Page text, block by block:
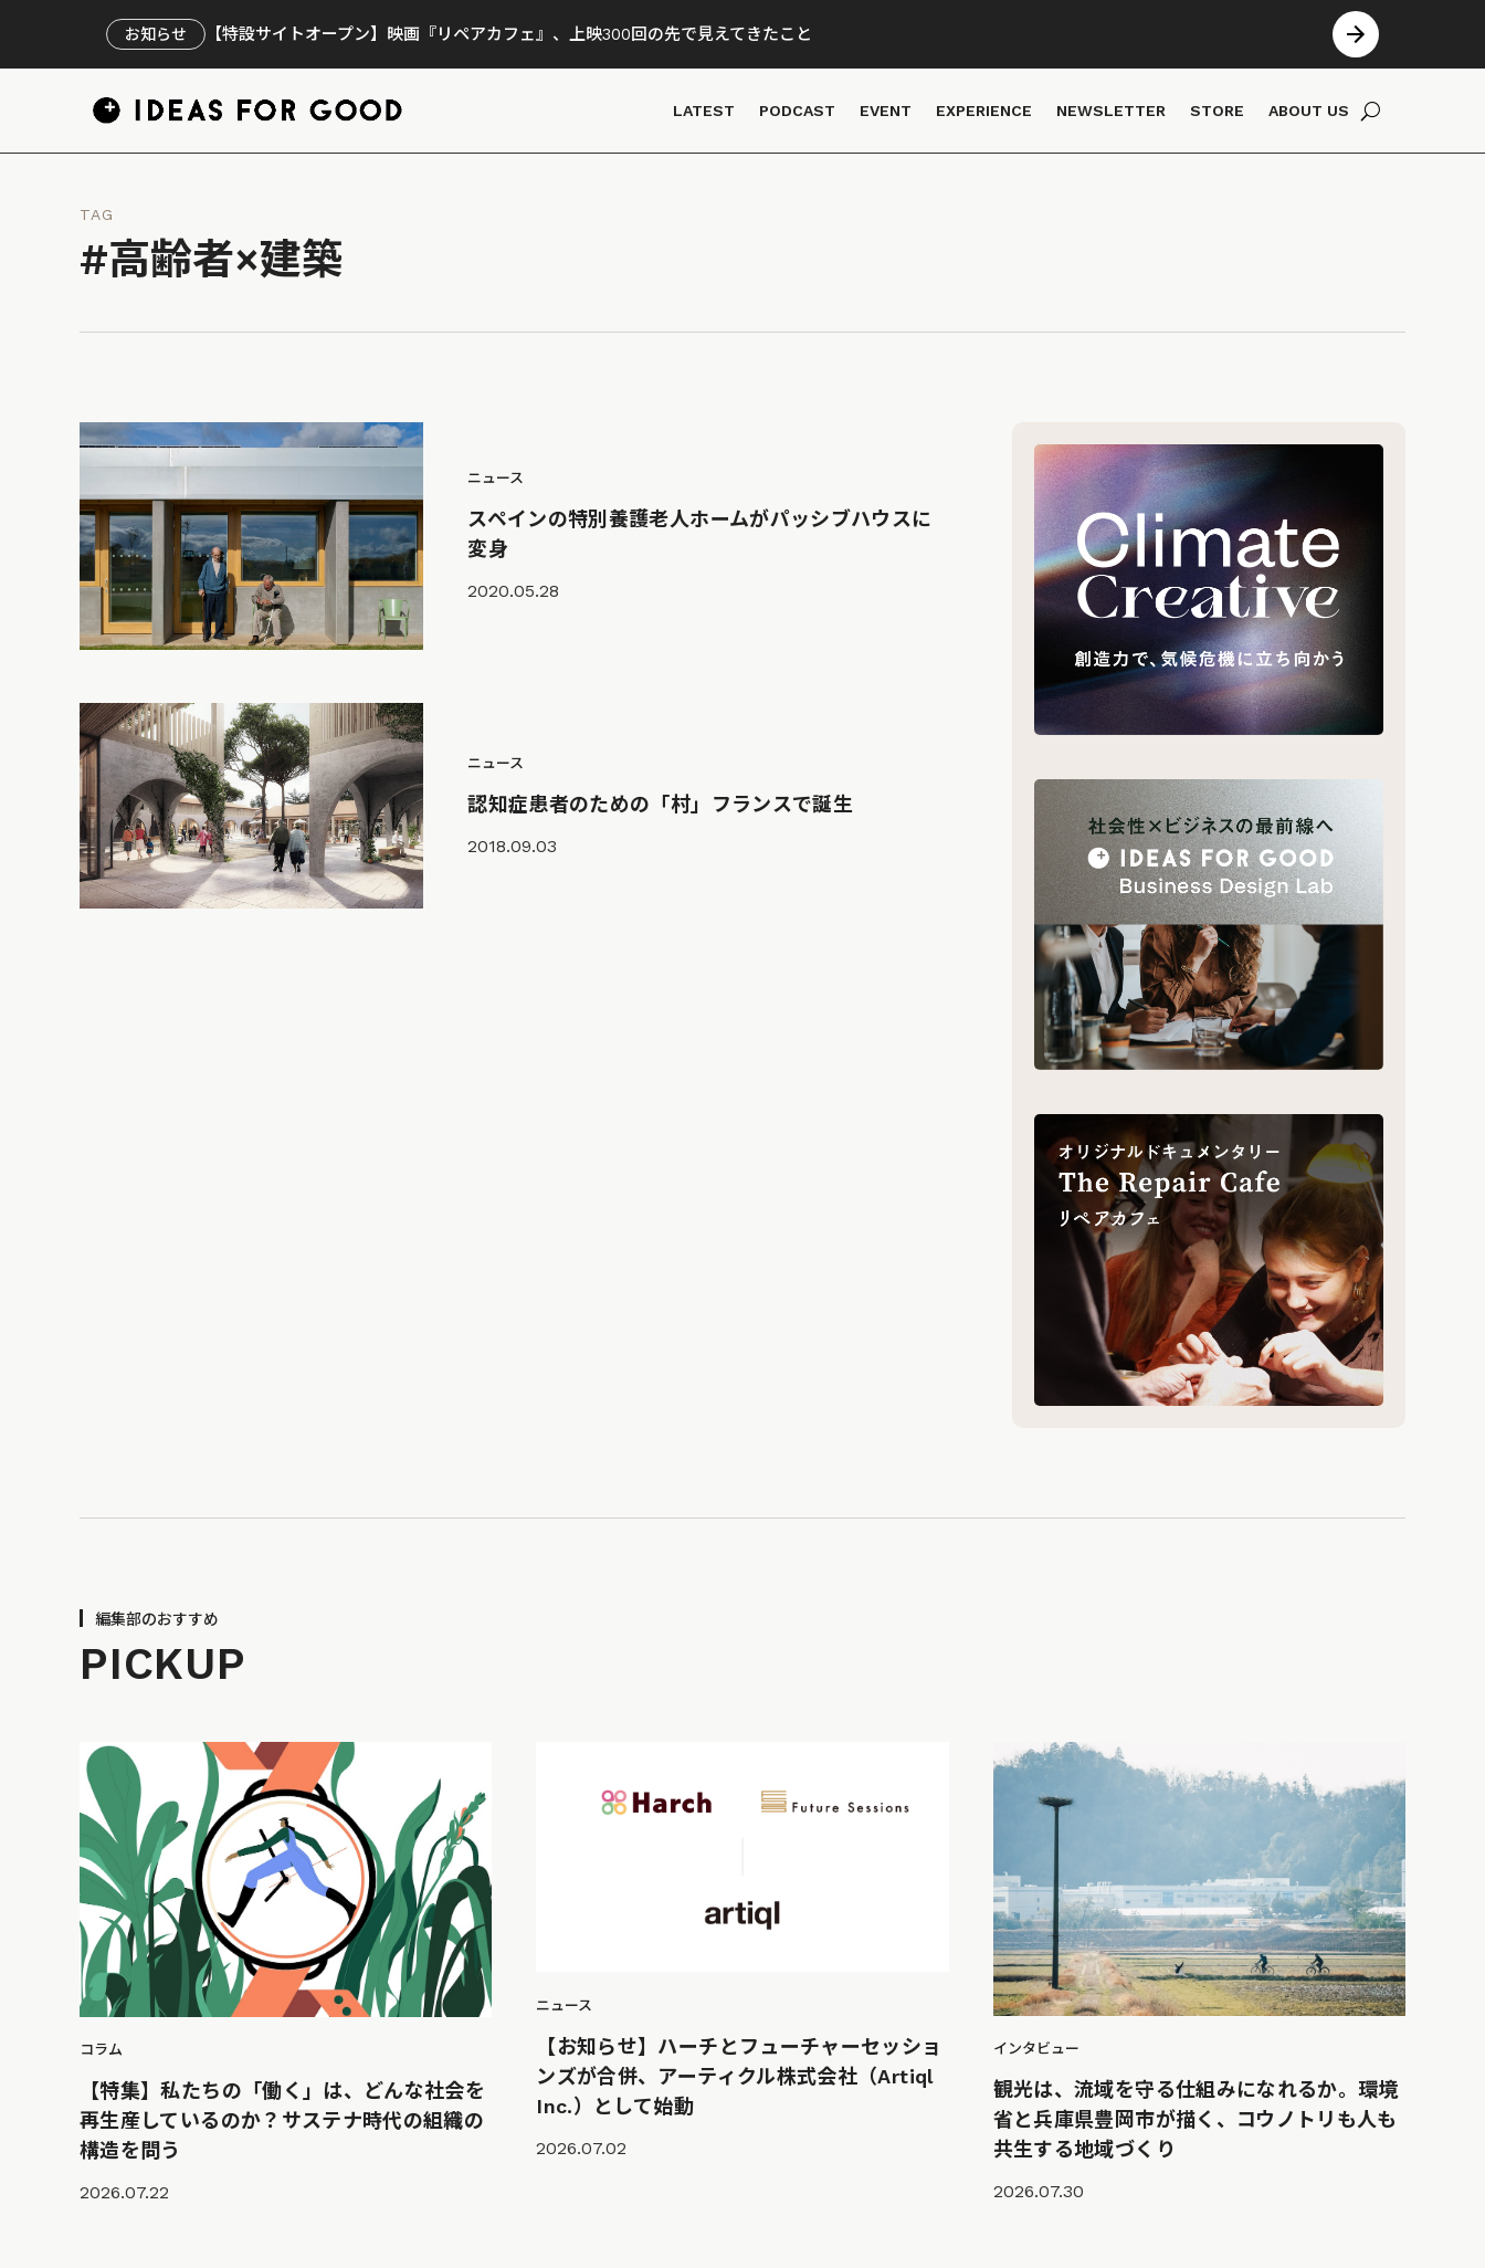
お知らせ 【特設サイトオープン】映画『リペアカフェ』、上映300回の先で見えてきたこと
LATEST PODCAST EVENT EXPERIENCE NEWSLETTER STORE ABOUT US
TAG
#高齢者×建築
ニュース
スペインの特別養護老人ホームがパッシブハウスに
変身
2020.05.28
ニュース
認知症患者のための「村」フランスで誕生
2018.09.03
編集部のおすすめ
PICKUP
コラム
【特集】私たちの「働く」は、どんな社会を
再生産しているのか？サステナ時代の組織の
構造を問う
2026.07.22
ニュース
【お知らせ】ハーチとフューチャーセッショ
ンズが合併、アーティクル株式会社（Artiql
Inc.）として始動
2026.07.02
インタビュー
観光は、流域を守る仕組みになれるか。環境
省と兵庫県豊岡市が描く、コウノトリも人も
共生する地域づくり
2026.07.30